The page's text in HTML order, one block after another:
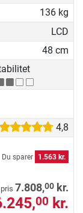
136 kg
LCD
48 cm
4,8
Du sparer 1.563 kr.
7.808,00 kr.
00 kr.